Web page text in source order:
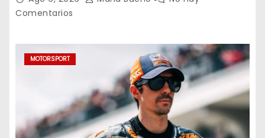
Azul
Comentarios
MOTORSPORT